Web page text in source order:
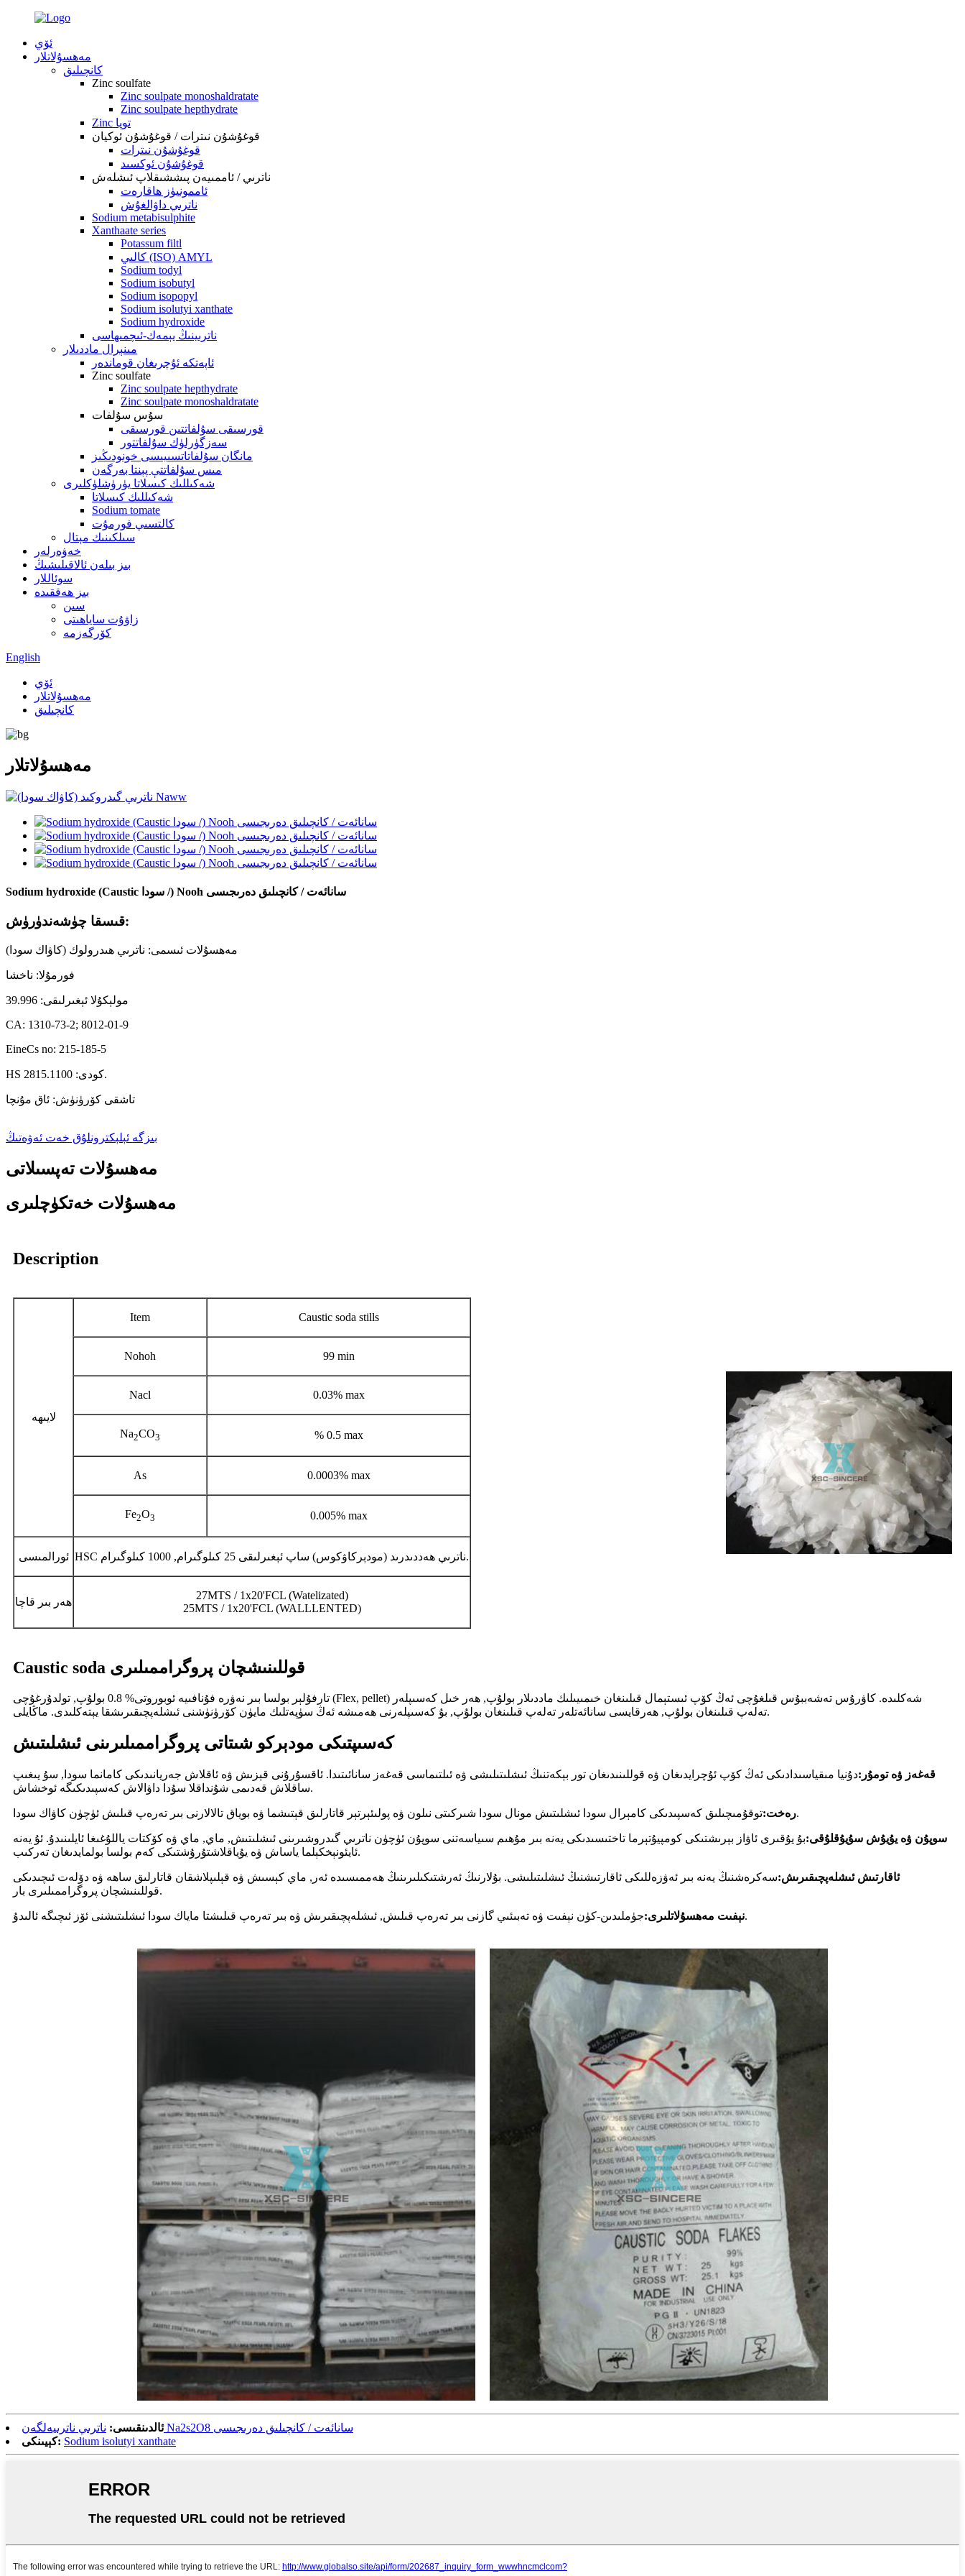
ئۆي
مەھسۇلاتلار
كانچىلىق
Zinc soulfate
Zinc soulpate monoshaldratate
Zinc soulpate hepthydrate
Zinc توپا
قوغۇشۇن نىترات / قوغۇشۇن ئوكيان
قوغۇشۇن نىترات
قوغۇشۇن ئوكسىد
ناترىي / ئاممىيەن پىششىقلاپ ئىشلەش
ئاممونيۈز ھاقارەت
ناترىي داۋالغۇش
Sodium metabisulphite
Xanthaate series
Potassum filtl
كالىي (ISO) AMYL
Sodium todyl
Sodium isobutyl
Sodium isopopyl
Sodium isolutyi xanthate
Sodium hydroxide
ناترىينىڭ يېمەك-ئىچمىھاسى
مىنېرال ماددىلار
ئاپەتكە ئۇچرىغان قوماندەر
Zinc soulfate
Zinc soulpate hepthydrate
Zinc soulpate monoshaldratate
سۇس سۇلفات
قورسىقى سۇلفاتتىن قورسىقى
سەزگۈرلۈك سۇلفاتتور
مانگان سۇلفاتاتسىيىسى خونودىڭىز
مىس سۇلفاتتې پېنتا بەرگەن
شەكىللىك كىسلاتا يۈرۈشلۈكلىرى
شەكىللىك كىسلاتا
Sodium tomate
كالتسىي فورمۇت
سىلكىنىك مېتال
خەۋەرلەر
بىز بىلەن ئالاقىلىشىڭ
سوئاللار
بىز ھەققىدە
سىن
زاۋۇت ساياھىتى
كۆرگەزمە
English
ئۆي
مەھسۇلاتلار
كانچىلىق
مەھسۇلاتلار
Sodium hydroxide (Caustic سودا /) Nooh سانائەت / كانچىلىق دەرىجىسى
قىسقا چۈشەندۈرۈش:
مەھسۇلات ئىسمى: ناترىي ھىدرولوك (كاۋاك سودا)
فورمۇلا: ناخشا
مولېكۇلا ئېغىرلىقى: 39.996
CA: 1310-73-2; 8012-01-9
EineCs no: 215-185-5
HS كودى: 2815.1100.
تاشقى كۆرۈنۈش: ئاق مۇنچا
بىزگە ئېلېكترونلۇق خەت ئەۋەتىڭ
مەھسۇلات تەپسىلاتى
مەھسۇلات خەتكۈچلىرى
Description
لايىھە
Item Caustic soda stills
Nohoh 99 min
Nacl 0.03% max
Na2CO3 % 0.5 max
As 0.0003% max
Fe2O3 0.005% max
ئورالمىسى HSC ناترىي ھەددىدرىد (مودېركاۋكوس) ساپ ئېغىرلىقى 25 كىلوگىرام, 1000 كىلوگىرام.
ھەر بىر قاچا
27MTS / 1x20'FCL (Watelizated)
25MTS / 1x20'FCL (WALLLENTED)
Caustic soda قوللىنىشچان پروگراممىلىرى
تارفۇلېر بولسا بىر نەۋرە فۇنافىيە ئوبوروتى% 0.8 بولۇپ, تولدۇرغۇچى (Flex, pellet) شەكلىدە. كاۋرۇس تەشەببۇس قىلغۇچى ئەڭ كۆپ ئىستېمال قىلىنغان خىمىيىلىك ماددىلار بولۇپ, ھەر خىل كەسىپلەر
تەلەپ قىلىنغان بولۇپ, ھەرقايسى سانائەتلەر تەلەپ قىلىنغان بولۇپ, بۇ كەسىپلەرنى ھەمىشە ئەڭ سۈپەتلىك مايۈن كۆرۈنۈشنى ئىشلەپچىقىرىشقا يېتەكلىدى. ماڭايلى.
كەسىپتىكى مودېركو شىتاتى پروگراممىلىرىنى ئىشلىتىش
قەغەز ۋە تومۇر:دۇنيا مىقياسىدادىكى ئەڭ كۆپ ئۇچرايدىغان ۋە قوللىنىدىغان تور بېكەتنىڭ ئىشلىتىلىشى ۋە ئىلتىماسى قەغەز سانائىتىدا. ئاقسۇرۇنى قېزىش ۋە ئاقلاش جەريانىدىكى كامانما سودا, سۇ يىغىپ
ساقلاش قەدىمى شۇنداقلا سۇدا داۋالاش كەسپىدىكىگە ئوخشاش.
رەخت:توقۇمىچىلىق كەسپىدىكى كامېرال سودا ئىشلىتىش مونال سودا شىركىتى نىلون ۋە پولىئېرتېر قاتارلىق قېتىشما ۋە بوياق تالالارنى بىر تەرەپ قىلىش ئۈچۈن كاۋاك سودا.
سوپۇن ۋە يۇيۇش سۇيۇقلۇقى:بۇ يۇقىرى ئاۋاز بېرىشتىكى كومپيۇتېرما تاختىسىدىكى يەنە بىر مۇھىم سىياسەتنى سوپۇن ئۈچۈن ناترىي گىدروشىرىنى ئىشلىتىش, ماي, ماي ۋە كۆكتات ياللۇغىغا ئايلىنىدۇ. ئۇ يەنە
ئايئونېخكېلما ياساش ۋە يۇياقلاشتۇرۇشتىكى كەم بولسا بولمايدىغان تەركىب.
ئاقارتىش ئىشلەپچىقىرىش:سەكرەشنىڭ يەنە بىر ئەۋزەللىكى ئاقارتىشنىڭ ئىشلىتىلىشى. بۇلارنىڭ ئەرشتىكىلىرىنىڭ ھەممىسىدە ئەر, ماي كېسىش ۋە قېلىپلاشقان قاتارلىق ساھە ۋە دۆلەت ئىچىدىكى
قوللىنىشچان پروگراممىلىرى بار.
نېفىت مەھسۇلاتلىرى:جۈملىدىن-كۈن نېفىت ۋە تەبىئىي گازنى بىر تەرەپ قىلىش, ئىشلەپچىقىرىش ۋە بىر تەرەپ قىلىشتا ماياك سودا ئىشلىتىشنى ئۆز ئىچىگە ئالىدۇ.
ئالدىنقىسى:
ناترىي ناترىيەلگەن Na2s2O8 سانائەت / كانچىلىق دەرىجىسى
كېيىنكى: Sodium isolutyi xanthate